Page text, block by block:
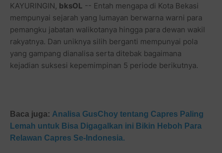
KAYURINGIN, bksOL -- Entah mengapa di Kota Bekasi
mempunyai sejarah yang lumayan berwarna warni para
pemangku jabatan walikotanya hingga para dewan wakil
rakyatnya. Dan uniknya silih berganti mempunyai pola
yang gampang dianalisa serta ditebak bagaimana
kejadian suksesi kepemimpinan 5 periode berikutnya.
Baca juga: Analisa GusChoy tentang Capres Paling
Lemah untuk Bisa Digagalkan ini Bikin Heboh Para
Relawan Capres Se-Indonesia.